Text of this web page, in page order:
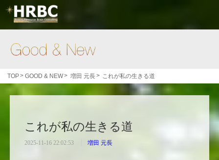
TOP> GOOD & NEW> 増田 元長> これが私の生きる道
これが私の生きる道
2025-11-16 22:02:53 増田 元長